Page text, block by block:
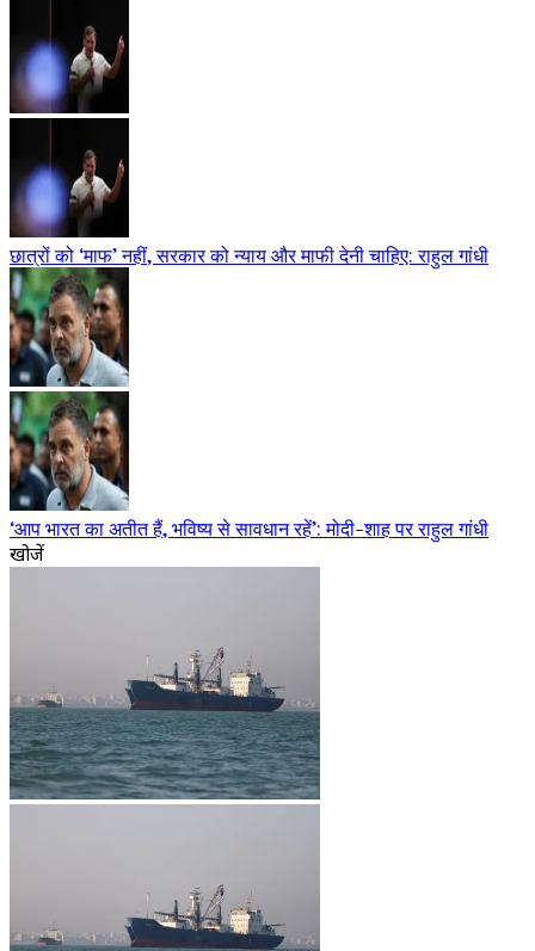
छात्रों को ‘माफ’ नहीं, सरकार को न्याय और माफी देनी चाहिए: राहुल गांधी
‘आप भारत का अतीत हैं, भविष्य से सावधान रहें’: मोदी-शाह पर राहुल गांधी
खोजें